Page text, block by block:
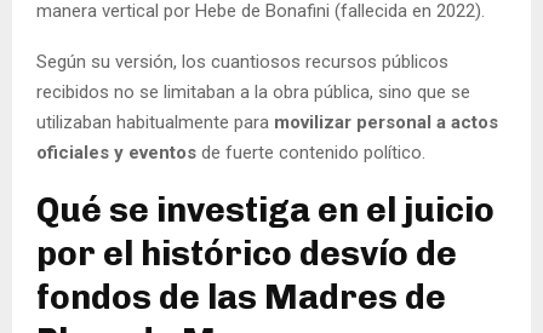
manera vertical por Hebe de Bonafini (fallecida en 2022).
Según su versión, los cuantiosos recursos públicos
recibidos no se limitaban a la obra pública, sino que se
utilizaban habitualmente para movilizar personal a actos
oficiales y eventos de fuerte contenido político.
Qué se investiga en el juicio
por el histórico desvío de
fondos de las Madres de